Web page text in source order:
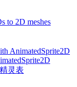
to 2D meshes
AnimatedSprite2D
灵表